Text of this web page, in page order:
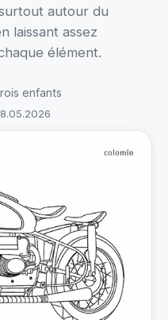
autour du
laissant assez
élément.
enfants